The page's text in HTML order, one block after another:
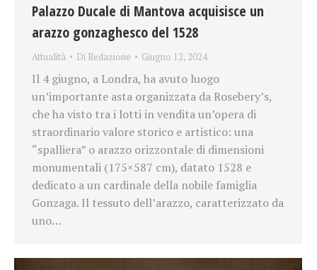
Palazzo Ducale di Mantova acquisisce un
arazzo gonzaghesco del 1528
Attualità Di Redazione Giugno 12, 2024
Il 4 giugno, a Londra, ha avuto luogo
un’importante asta organizzata da Rosebery’s,
che ha visto tra i lotti in vendita un’opera di
straordinario valore storico e artistico: una
“spalliera” o arazzo orizzontale di dimensioni
monumentali (175×587 cm), datato 1528 e
dedicato a un cardinale della nobile famiglia
Gonzaga. Il tessuto dell’arazzo, caratterizzato da
uno…